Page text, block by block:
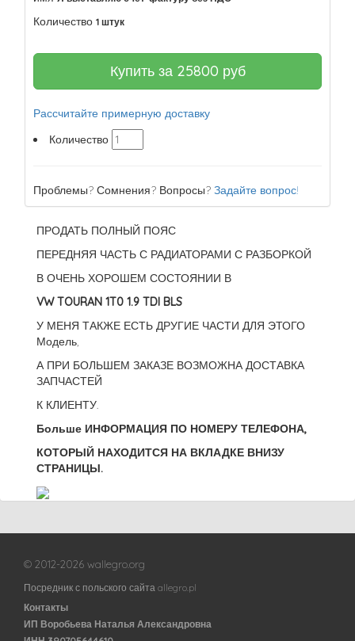
Количество 1 штук
Купить за 25800 руб
Рассчитайте примерную доставку
Количество
Проблемы? Сомнения? Вопросы? Задайте вопрос!
ПРОДАТЬ ПОЛНЫЙ ПОЯС
ПЕРЕДНЯЯ ЧАСТЬ С РАДИАТОРАМИ С РАЗБОРКОЙ
В ОЧЕНЬ ХОРОШЕМ СОСТОЯНИИ В
VW TOURAN 1T0 1.9 TDI BLS
У МЕНЯ ТАКЖЕ ЕСТЬ ДРУГИЕ ЧАСТИ ДЛЯ ЭТОГО
Модель,
А ПРИ БОЛЬШЕМ ЗАКАЗЕ ВОЗМОЖНА ДОСТАВКА
ЗАПЧАСТЕЙ
К КЛИЕНТУ.
Больше ИНФОРМАЦИЯ ПО НОМЕРУ ТЕЛЕФОНА,
КОТОРЫЙ НАХОДИТСЯ НА ВКЛАДКЕ ВНИЗУ
СТРАНИЦЫ.
© 2012-2026 wallegro.org
Посредник с польского сайта allegro.pl
Контакты
ИП Воробьева Наталья Александровна